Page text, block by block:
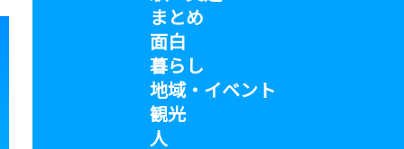
まとめ
面白
暮らし
地域・イベント
観光
人